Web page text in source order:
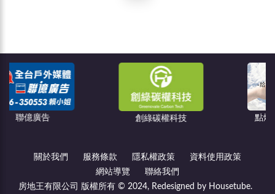
點燈關懷教育協會
關於我們 服務條款 隱私權政策
資料使用政策
網站導覽
聯絡我們
房地王有限公司 版權所有 © 2024, Redesigned by Housetube.